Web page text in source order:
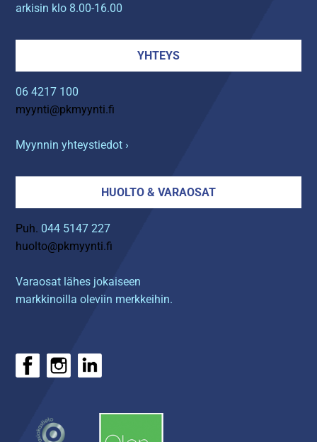
arkisin klo 8.00-16.00
YHTEYS
06 4217 100
myynti@pkmyynti.fi
Myynnin yhteystiedot ›
HUOLTO & VARAOSAT
Puh. 044 5147 227
huolto@pkmyynti.fi
Varaosat lähes jokaiseen
markkinoilla oleviin merkkeihin.